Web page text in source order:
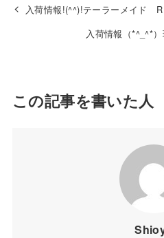
入荷情報!(^^)!テーラーメイド
入荷情報（*^_^*
この記事を書いた人